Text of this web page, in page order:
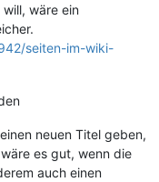
wäre ein
seiten-im-wiki-
neuen Titel geben,
es gut, wenn die
auch einen